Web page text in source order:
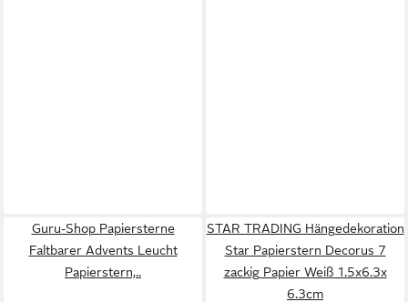
Guru-Shop Papiersterne
Faltbarer Advents Leucht
Papierstern,..
STAR TRADING Hängedekoration
Star Papierstern Decorus 7
zackig Papier Weiß 1.5x6.3x
6.3cm